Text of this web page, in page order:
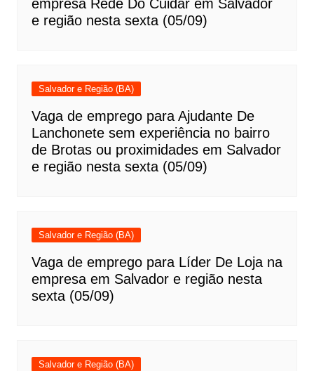
empresa Rede Do Cuidar em Salvador
e região nesta sexta (05/09)
Salvador e Região (BA)
Vaga de emprego para Ajudante De
Lanchonete sem experiência no bairro
de Brotas ou proximidades em Salvador
e região nesta sexta (05/09)
Salvador e Região (BA)
Vaga de emprego para Líder De Loja na
empresa em Salvador e região nesta
sexta (05/09)
Salvador e Região (BA)